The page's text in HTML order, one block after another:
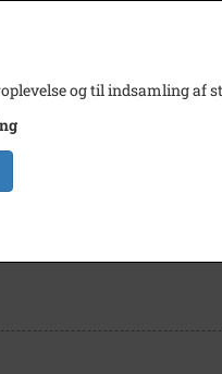
og til indsamling af